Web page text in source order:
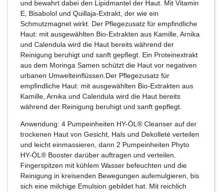
und bewahrt dabei den Lipidmantel der Haut. Mit Vitamin
E, Bisabolol und Quillaja-Extrakt, der wie ein
Schmutzmagnet wirkt. Der Pflegezusatz für empfindliche
Haut: mit ausgewählten Bio-Extrakten aus Kamille, Arnika
und Calendula wird die Haut bereits während der
Reinigung beruhigt und sanft gepflegt. Ein Proteinextrakt
aus dem Moringa Samen schützt die Haut vor negativen
urbanen Umwelteinflüssen.Der Pflegezusatz für
empfindliche Haut: mit ausgewählten Bio-Extrakten aus
Kamille, Arnika und Calendula wird die Haut bereits
während der Reinigung beruhigt und sanft gepflegt.
Anwendung: 4 Pumpeinheiten HY-ÖL® Cleanser auf der
trockenen Haut von Gesicht, Hals und Dekolleté verteilen
und leicht einmassieren, dann 2 Pumpeinheiten Phyto
HY-ÖL® Booster darüber auftragen und verteilen.
Fingerspitzen mit kühlem Wasser befeuchten und die
Reinigung in kreisenden Bewegungen aufemulgieren, bis
sich eine milchige Emulsion gebildet hat. Mit reichlich